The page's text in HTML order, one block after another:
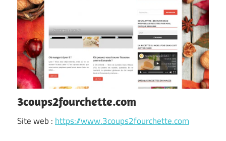
3coups2fourchette.com
Site web : https://www.3coups2fourchette.com